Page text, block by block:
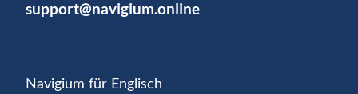
support@navigium.online
Navigium für Englisch